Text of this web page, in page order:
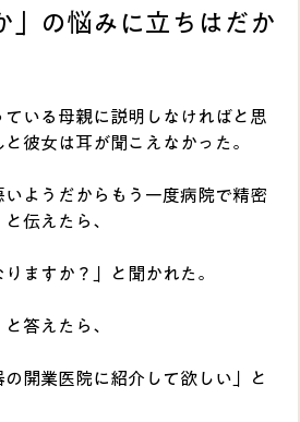
」の悩みに立ちはだか
いる母親に説明しなければと思
彼女は耳が聞こえなかった。
ようだからもう一度病院で精密
伝えたら、
ますか？」と聞かれた。
答えたら、
の開業医院に紹介して欲しい」と